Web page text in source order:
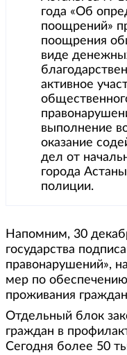
года «Об
поощрений»
поощрения
виде
активное
выполнение
оказание
дел от
города
полиции.
Напомним, 30
государства
правонарушений»,
мер по
проживания
Отдельный блок
граждан в
Сегодня более 50